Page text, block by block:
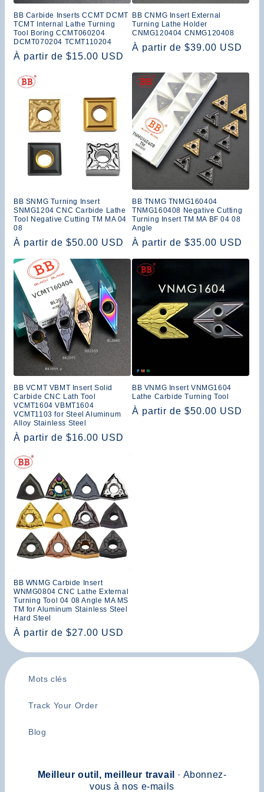
n
:
BB Carbide Inserts CCMT DCMT
TCMT Internal Lathe Turning
Tool Boring CCMT060204
DCMT070204 TCMT110204
Prix
À partir de $15.00 USD
BB CNMG Insert External
Turning Lathe Holder
CNMG120404 CNMG120408
Prix
À partir de $39.00 USD
BB SNMG Turning Insert
SNMG1204 CNC Carbide Lathe
Tool Negative Cutting TM MA 04
08
Prix
habituel
À partir de $50.00 USD
BB TNMG TNMG160404
TNMG160408 Negative Cutting
Turning Insert TM MA BF 04 08
Angle
Prix
habituel
À partir de $35.00 USD
BB VCMT VBMT Insert Solid
Carbide CNC Lath Tool
VCMT1604 VBMT1604
VCMT1103 for Steel Aluminum
Alloy Stainless Steel
Prix
À partir de $16.00 USD
BB VNMG Insert VNMG1604
Lathe Carbide Turning Tool
Prix
À partir de $50.00 USD
BB WNMG Carbide Insert
WNMG0804 CNC Lathe External
Turning Tool 04 08 Angle MA MS
TM for Aluminum Stainless Steel
Hard Steel
Prix
habituel
À partir de $27.00 USD
Mots clés
Track Your Order
Blog
Meilleur outil, meilleur travail · Abonnez-
vous à nos e-mails